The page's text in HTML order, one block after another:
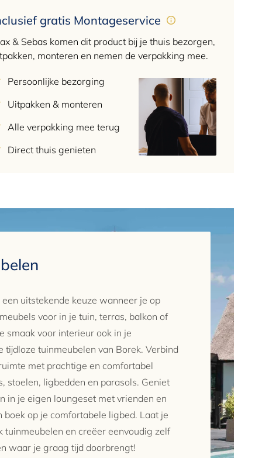
gratis Montageservice
& Sebas komen dit product bij je thuis bezorgen,
monteren en nemen de verpakking mee.
Persoonlijke bezorging
Uitpakken & monteren
Alle verpakking mee terug
Direct thuis genieten
uitstekende keuze wanneer je op
voor in je tuin, terras, balkon of
smaak voor interieur ook in je
tijdloze tuinmeubelen van Borek. Verbind
met prachtige en comfortabel
stoelen, ligbedden en parasols. Geniet
in je eigen loungeset met vrienden en
op je comfortabele ligbed. Laat je
tuinmeubelen en creëer eenvoudig zelf
waar je graag tijd doorbrengt!